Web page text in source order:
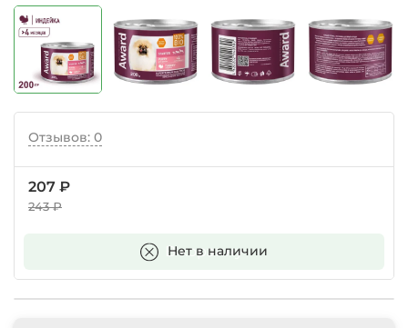
Отзывов: 0
207 ₽
243 ₽
Нет в наличии
В корзину